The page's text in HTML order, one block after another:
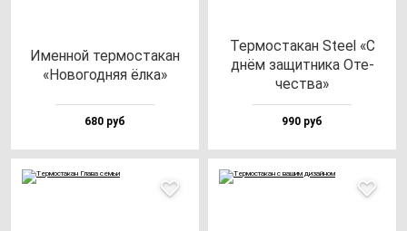
Имен­ной тер­мос­та­кан
«Ново­год­няя ёл­ка»
680 руб
Тер­мос­та­кан Ste­el «С
днём за­щит­ни­ка Оте­
чес­тва»
990 руб